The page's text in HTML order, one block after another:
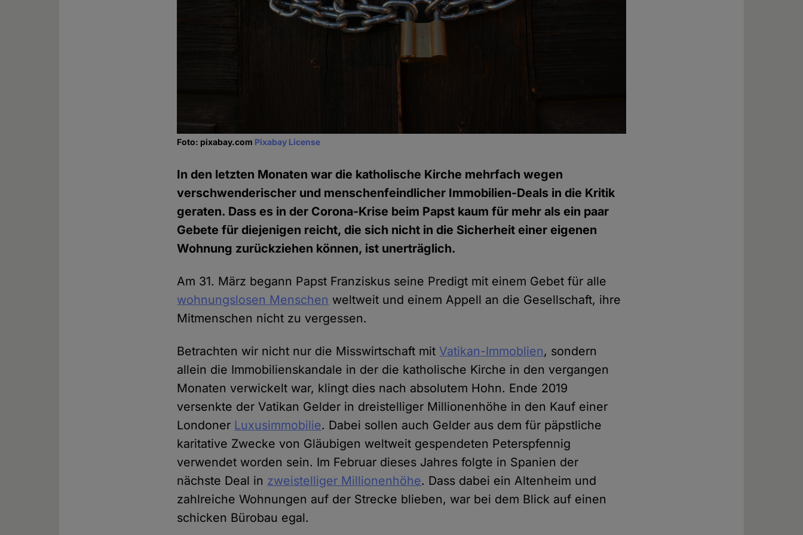
Foto: pixabay.com Pixabay License
In den letzten Monaten war die katholische Kirche mehrfach wegen
verschwenderischer und menschenfeindlicher Immobilien-Deals in die Kritik
geraten. Dass es in der Corona-Krise beim Papst kaum für mehr als ein paar
Gebete für diejenigen reicht, die sich nicht in die Sicherheit einer eigenen
Wohnung zurückziehen können, ist unerträglich.
Am 31. März begann Papst Franziskus seine Predigt mit einem Gebet für alle
wohnungslosen Menschen weltweit und einem Appell an die Gesellschaft, ihre
Mitmenschen nicht zu vergessen.
Betrachten wir nicht nur die Misswirtschaft mit Vatikan-Immoblien, sondern
allein die Immobilienskandale in der die katholische Kirche in den vergangen
Monaten verwickelt war, klingt dies nach absolutem Hohn. Ende 2019
versenkte der Vatikan Gelder in dreistelliger Millionenhöhe in den Kauf einer
Londoner Luxusimmobilie. Dabei sollen auch Gelder aus dem für päpstliche
karitative Zwecke von Gläubigen weltweit gespendeten Peterspfennig
verwendet worden sein. Im Februar dieses Jahres folgte in Spanien der
nächste Deal in zweistelliger Millionenhöhe. Dass dabei ein Altenheim und
zahlreiche Wohnungen auf der Strecke blieben, war bei dem Blick auf einen
schicken Bürobau egal.